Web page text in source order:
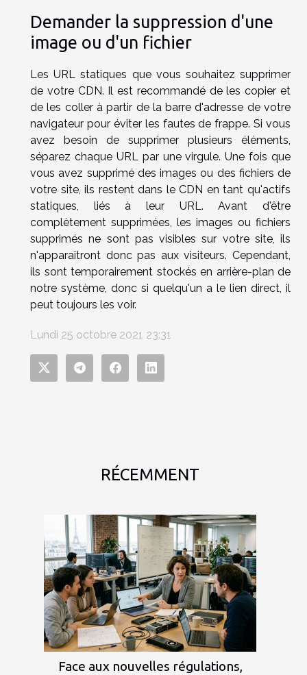
RÉCEMMENT
Face aux nouvelles régulations,
Demander la suppression d'une
image ou d'un fichier
Les URL statiques que vous souhaitez supprimer
de votre CDN. Il est recommandé de les copier et
de les coller à partir de la barre d'adresse de votre
navigateur pour éviter les fautes de frappe. Si vous
avez besoin de supprimer plusieurs éléments,
séparez chaque URL par une virgule. Une fois que
vous avez supprimé des images ou des fichiers de
votre site, ils restent dans le CDN en tant qu'actifs
statiques, liés à leur URL. Avant d'être
complètement supprimées, les images ou fichiers
supprimés ne sont pas visibles sur votre site, ils
n'apparaîtront donc pas aux visiteurs. Cependant,
ils sont temporairement stockés en arrière-plan de
notre système, donc si quelqu'un a le lien direct, il
peut toujours les voir.
Lundi 25 octobre 2021 23:31